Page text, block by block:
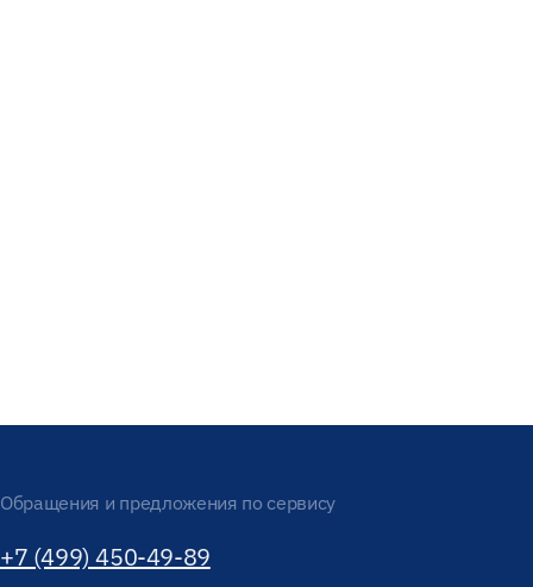
Обращения и предложения по сервису
+7 (499) 450-49-89